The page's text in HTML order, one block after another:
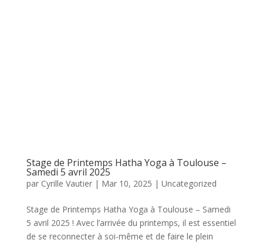
Stage de Printemps Hatha Yoga à Toulouse –
Samedi 5 avril 2025
par Cyrille Vautier| Mar 10, 2025 | Uncategorized
Stage de Printemps Hatha Yoga à Toulouse – Samedi
5 avril 2025 ! Avec l’arrivée du printemps, il est essentiel
de se reconnecter à soi-même et de faire le plein